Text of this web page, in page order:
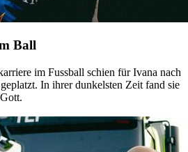
Ball
im Fussball schien für Ivana nach
In ihrer dunkelsten Zeit fand sie